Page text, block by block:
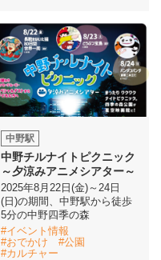
中野駅
中野チルナイトピクニック
～夕涼みアニメシアター～
2025年8月22日(金)～24日
(日)の期間、中野駅から徒歩
5分の中野四季の森
#イベント情報
#おでかけ
#公園
#カルチャー